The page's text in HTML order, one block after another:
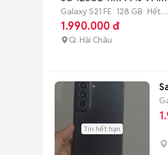
màn sọc chỉ
Galaxy S21 FE 128 GB Hết
bảo hành
1.990.000 đ
Q. Hải Châu
Tin hết hạn